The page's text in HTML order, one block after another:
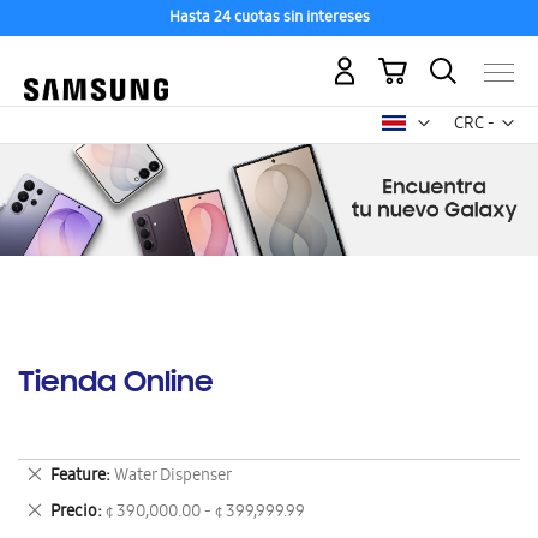
Hasta 24 cuotas sin intereses
CRC -
colón
Mi carrito
Tienda Online
Feature Water Dispenser
Eliminar
este
artículo
Precio ¢ 390,000.00 - ¢ 399,999.99
Eliminar